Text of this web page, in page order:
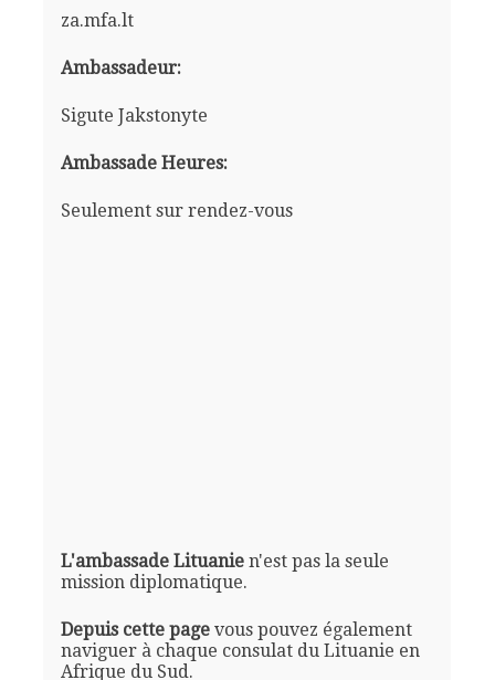
za.mfa.lt
Ambassadeur:
Sigute Jakstonyte
Ambassade Heures:
Seulement sur rendez-vous
L'ambassade Lituanien'est pas la seule
mission diplomatique.
Depuis cette pagevous pouvez également
naviguer à chaque consulat du Lituanie en
Afrique du Sud.